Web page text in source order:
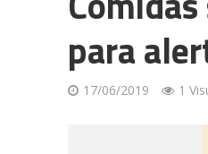
para
17/06/2019 1